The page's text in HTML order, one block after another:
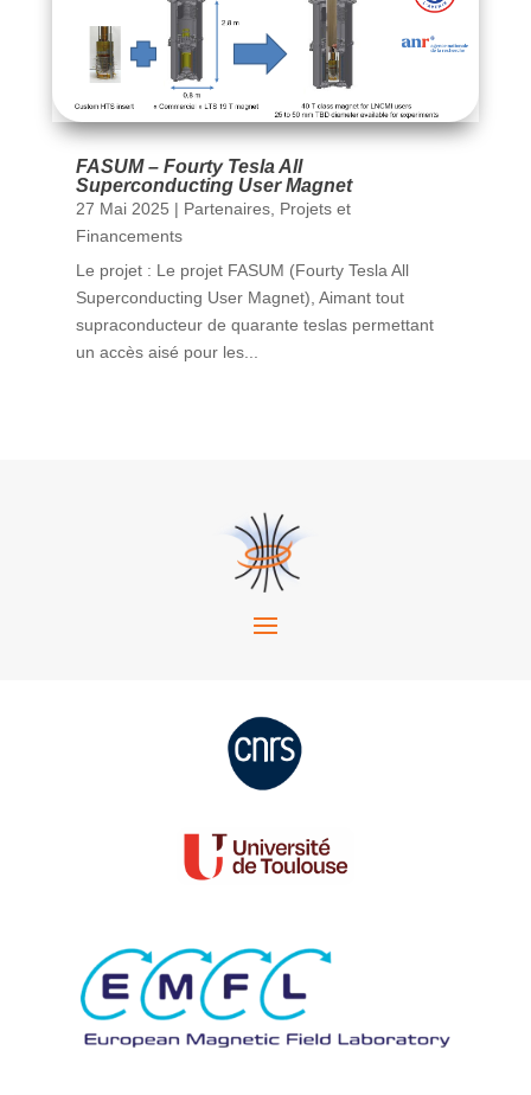
FASUM – Fourty Tesla All
Superconducting User Magnet
27 Mai 2025 | Partenaires, Projets et
Financements
Le projet : Le projet FASUM (Fourty Tesla All
Superconducting User Magnet), Aimant tout
supraconducteur de quarante teslas permettant
un accès aisé pour les...